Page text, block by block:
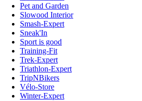
Pet and Garden
Slowood Interior
Smash-Expert
Sneak'In
Sport is good
Training-Fit
Trek-Expert
Triathlon-Expert
TripNBikers
Vélo-Store
Winter-Expert